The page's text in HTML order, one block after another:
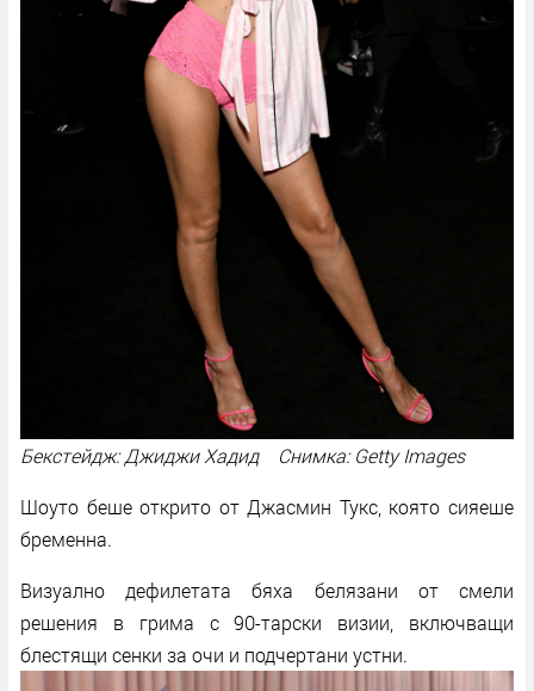
Бекстейдж: Джиджи Хадид Снимка: Getty Images
Шоуто беше открито от Джасмин Тукс, която сияеше
бременна.
Визуално дефилетата бяха белязани от смели
решения в грима с 90-тарски визии, включващи
блестящи сенки за очи и подчертани устни.